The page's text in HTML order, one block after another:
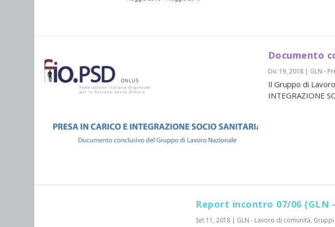
Documento
Dic 19, 2018| GLN -
Il Gruppo di
INTEGRAZIONE
Report incontro 07/06
Set 11, 2018 | GLN - Lavoro di comunità,